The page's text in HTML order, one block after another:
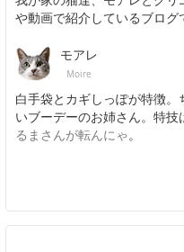
や動画で紹介しているブログ
モアレ
Moire
白手袋とカギしっぽが特徴。
いブーデーのお姉さん。特技
るまさんが転んにゃ。